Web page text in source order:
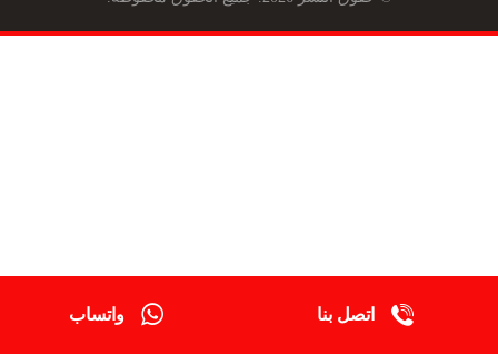
اتصل بنا واتساب